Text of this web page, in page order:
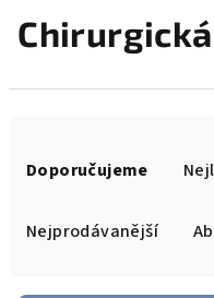
Doporučujeme
Nejprodávanější